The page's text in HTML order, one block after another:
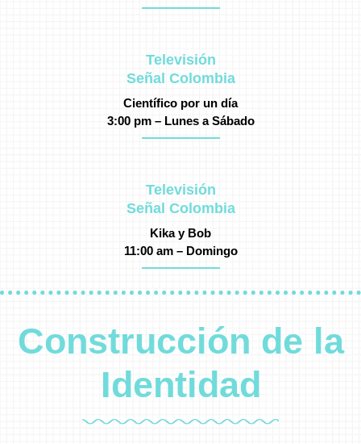
Televisión
Señal Colombia
Científico por un día
3:00 pm – Lunes a Sábado
Televisión
Señal Colombia
Kika y Bob
11:00 am – Domingo
Construcción de la
Identidad